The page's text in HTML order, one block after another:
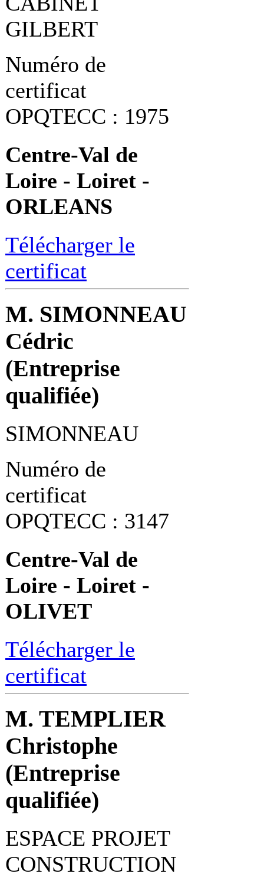
GILBERT
Numéro de
certificat
OPQTECC : 1975
Centre-Val de
Loire - Loiret -
ORLEANS
Télécharger le
certificat
M. SIMONNEAU
Cédric
(Entreprise
qualifiée)
SIMONNEAU
Numéro de
certificat
OPQTECC : 3147
Centre-Val de
Loire - Loiret -
OLIVET
Télécharger le
certificat
M. TEMPLIER
Christophe
(Entreprise
qualifiée)
ESPACE PROJET
CONSTRUCTION